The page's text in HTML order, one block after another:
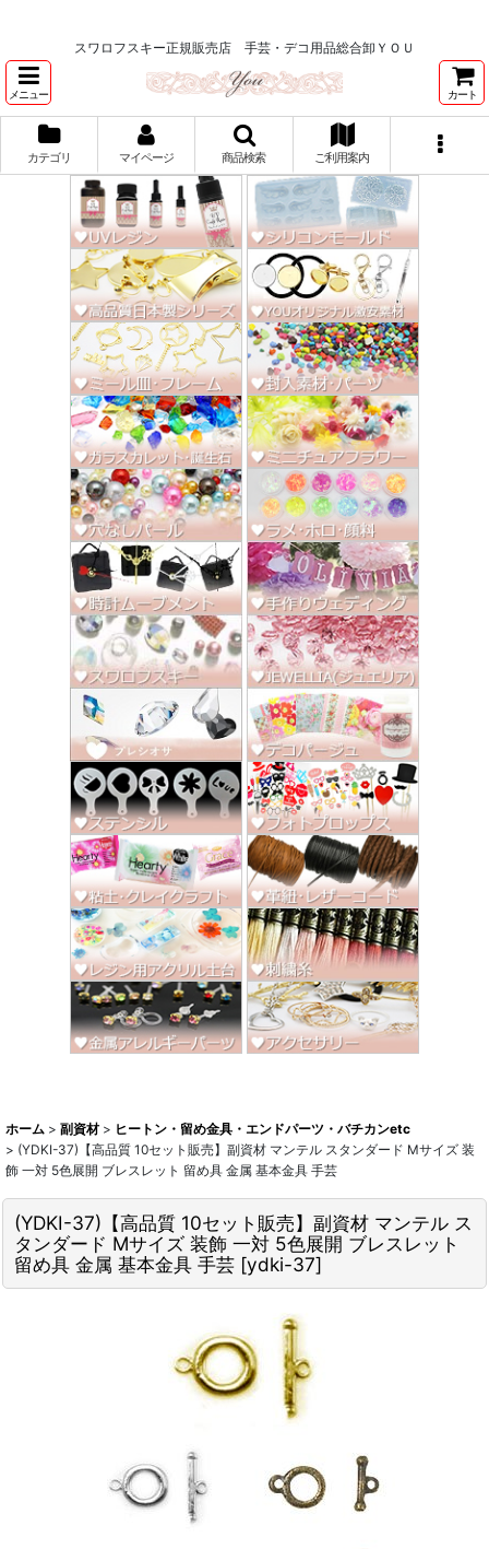
スワロフスキー正規販売店 手芸・デコ用品総合卸ＹＯＵ
メニュー カート
カテゴリ マイページ 商品検索 ご利用案内
ホーム > 副資材 > ヒートン・留め金具・エンドパーツ・バチカンetc
> (YDKI-37)【高品質 10セット販売】副資材 マンテル スタンダード Mサイズ 装
飾 一対 5色展開 ブレスレット 留め具 金属 基本金具 手芸
(YDKI-37)【高品質 10セット販売】副資材 マンテル ス
タンダード Mサイズ 装飾 一対 5色展開 ブレスレット
留め具 金属 基本金具 手芸 [ydki-37]